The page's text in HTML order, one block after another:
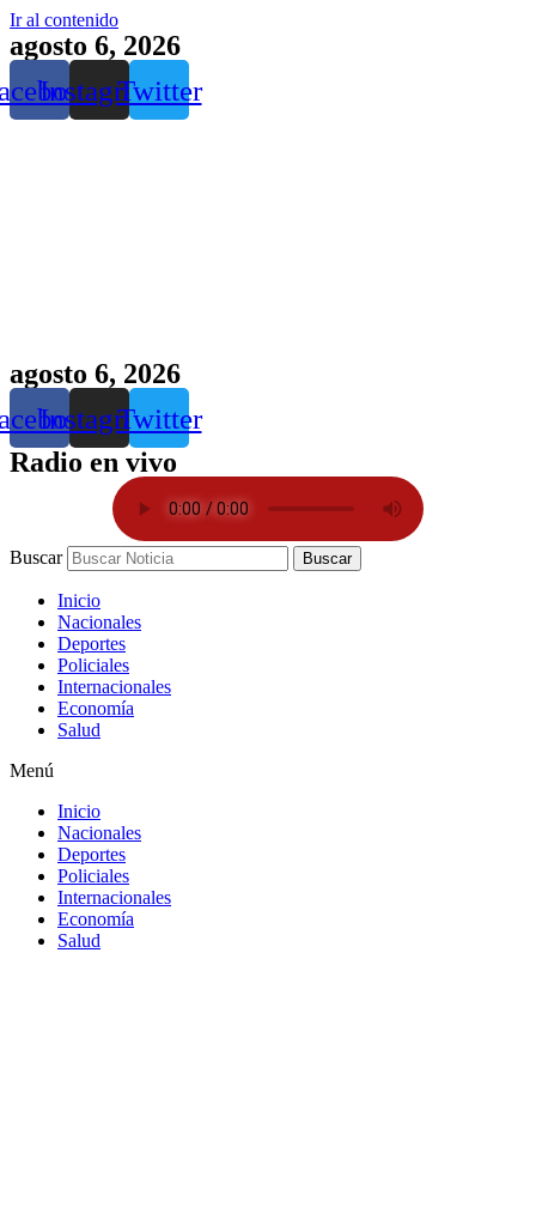
Ir al contenido
agosto 6, 2026
InstagramTwitter
agosto 6, 2026
InstagramTwitter
Radio en vivo
Buscar Buscar
Inicio
Nacionales
Deportes
Policiales
Internacionales
Economía
Salud
Menú
Inicio
Nacionales
Deportes
Policiales
Internacionales
Economía
Salud